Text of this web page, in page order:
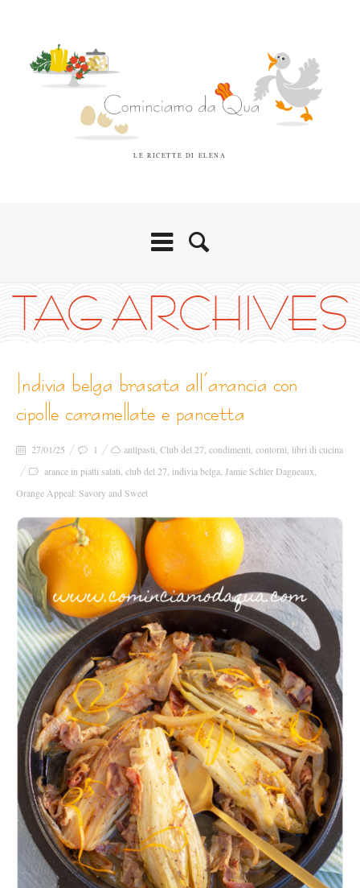
LE RICETTE DI ELENA
TAG ARCHIVES
indivia belga brasata all’arancia con
cipolle caramellate e pancetta
27/01/25 1 antipasti Club del 27 condimenti contorni libri di cucina
arance in piatti salati club del 27 indivia belga Jamie Schler Dagneaux
Orange Appeal: Savory and Sweet